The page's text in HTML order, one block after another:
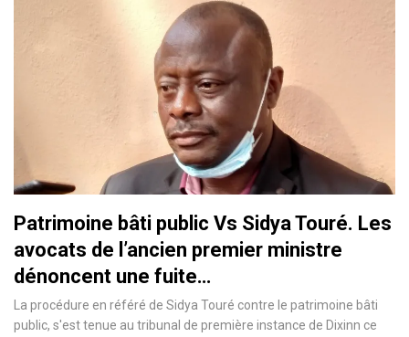
Patrimoine bâti public Vs Sidya Touré. Les
avocats de l’ancien premier ministre
dénoncent une fuite…
La procédure en référé de Sidya Touré contre le patrimoine bâti
public, s'est tenue au tribunal de première instance de Dixinn ce